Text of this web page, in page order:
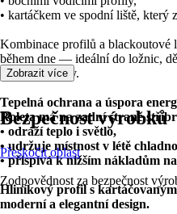
• kartáčkem ve spodní liště, který
Kombinace profilů a blackoutové
během dne — ideální do ložnic,
práci na směny.
Tepelná ochrana a úspora
Roleta má na zadní straně
• odráží teplo i světlo,
• udržuje místnost v létě
• přispívá k nižším nákladům
Hliníkový profil s
moderní a elegantnídesign.
Zobrazit více
Bezpečnost výrobků
Přeskočit oblast
Zodpovědnost za bezpečnost